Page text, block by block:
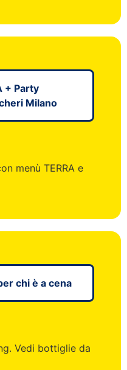
+ Party
Milano
menù TERRA e
chi è a cena
Vedi bottiglie da